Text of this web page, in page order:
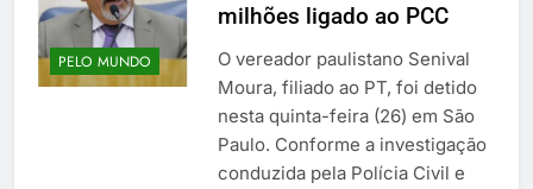
PELO MUNDO
milhões ligado ao PCC
O vereador paulistano Senival
Moura, filiado ao PT, foi detido
nesta quinta-feira (26) em São
Paulo. Conforme a investigação
conduzida pela Polícia Civil e